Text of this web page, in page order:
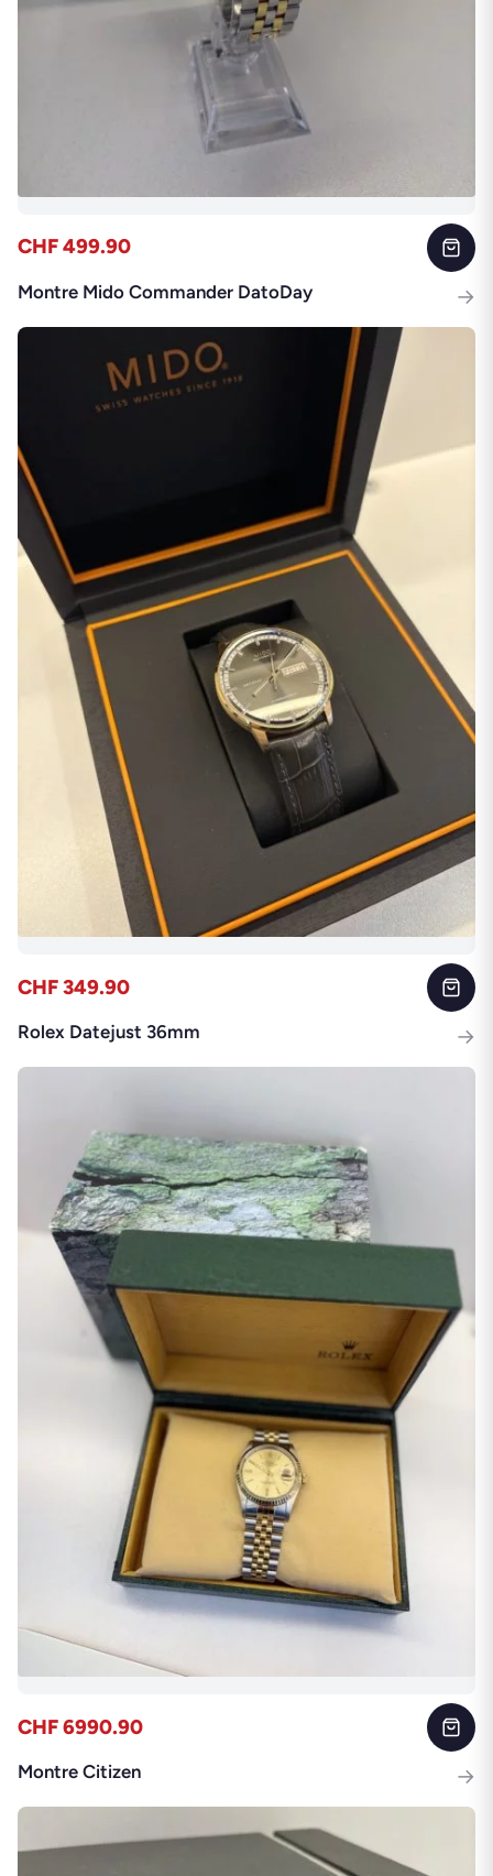
CHF 499.90
Montre Mido Commander DatoDay →
CHF 349.90
Rolex Datejust 36mm →
CHF 6990.90
Montre Citizen →